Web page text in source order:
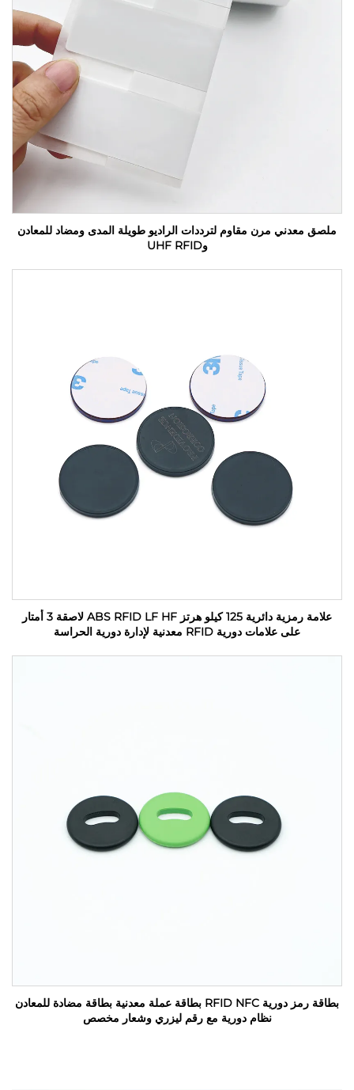
ملصق معدني مرن مقاوم لترددات الراديو طويلة المدى ومضاد للمعادن
وUHF RFID
علامة رمزية دائرية 125 كيلو هرتز ABS RFID LF HF لاصقة 3 أمتار
على علامات دورية RFID معدنية لإدارة دورية الحراسة
بطاقة رمز دورية RFID NFC بطاقة عملة معدنية بطاقة مضادة للمعادن
نظام دورية مع رقم ليزري وشعار مخصص